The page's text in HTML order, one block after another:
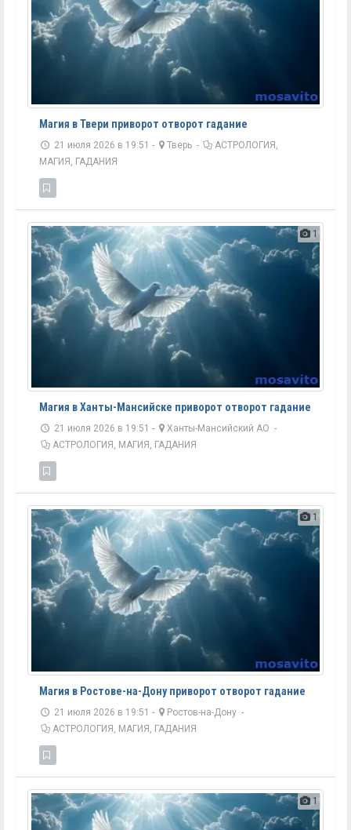
Магия в Твери приворот отворот гадание
21 июля 2026 в 19:51 - Тверь -
АСТРОЛОГИЯ,
МАГИЯ, ГАДАНИЯ
1
Магия в Ханты-Мансийске приворот отворот гадание
21 июля 2026 в 19:51 - Ханты-Мансийский АО -
АСТРОЛОГИЯ, МАГИЯ, ГАДАНИЯ
1
Магия в Ростове-на-Дону приворот отворот гадание
21 июля 2026 в 19:51 - Ростов-на-Дону -
АСТРОЛОГИЯ, МАГИЯ, ГАДАНИЯ
1